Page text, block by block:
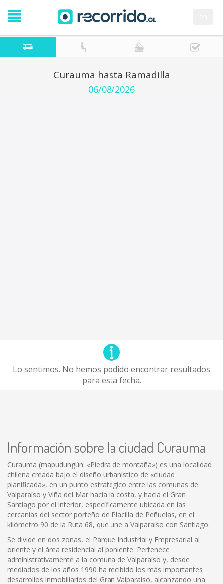
Curauma hasta Ramadilla
06/08/2026
Lo sentimos. No hemos podido encontrar resultados
para esta fecha.
Información sobre la ciudad Curauma
Curauma (mapudungún: «Piedra de montaña») es una localidad
chilena creada bajo el diseño urbanístico de «ciudad
planificada», en un punto estratégico entre las comunas de
Valparaíso y Viña del Mar hacia la costa, y hacia el Gran
Santiago por el interior, específicamente ubicada en las
cercanías del sector porteño de Placilla de Peñuelas, en el
kilómetro 90 de la Ruta 68, que une a Valparaíso con Santiago.
Se divide en dos zonas, el Parque Industrial y Empresarial al
oriente y el área residencial al poniente. Pertenece
administrativamente a la comuna de Valparaíso y, desde
mediados de los años 1990 ha recibido los más importantes
desarrollos inmobiliarios del Gran Valparaíso, alcanzando una